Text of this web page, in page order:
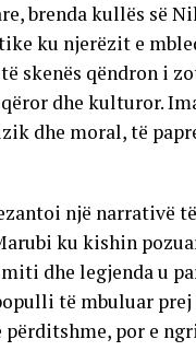
brenda kullës së
ku njerëzit e
skenës qëndron i
dhe kulturor.
dhe moral, të
një narrativë
ku kishin
dhe legjenda u
të mbuluar
por e